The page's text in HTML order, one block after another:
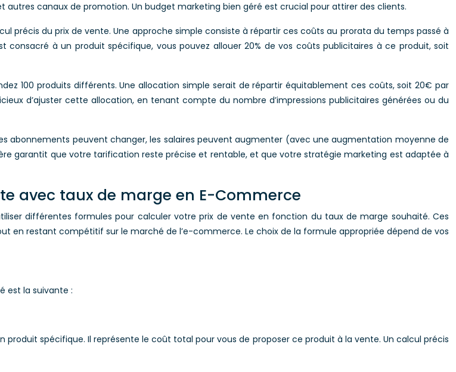
autres canaux de promotion. Un budget marketing bien géré est crucial pour attirer des clients.
précis du prix de vente. Une approche simple consiste à répartir ces coûts au prorata du temps passé à
à un produit spécifique, vous pouvez allouer 20% de vos coûts publicitaires à ce produit, soit
100 produits différents. Une allocation simple serait de répartir équitablement ces coûts, soit 20€ par
d’ajuster cette allocation, en tenant compte du nombre d’impressions publicitaires générées ou du
abonnements peuvent changer, les salaires peuvent augmenter (avec une augmentation moyenne de
garantit que votre tarification reste précise et rentable, et que votre stratégie marketing est adaptée à
avec taux de marge en E-Commerce
différentes formules pour calculer votre prix de vente en fonction du taux de marge souhaité. Ces
en restant compétitif sur le marché de l’e-commerce. Le choix de la formule appropriée dépend de vos
est la suivante :
spécifique. Il représente le coût total pour vous de proposer ce produit à la vente. Un calcul précis